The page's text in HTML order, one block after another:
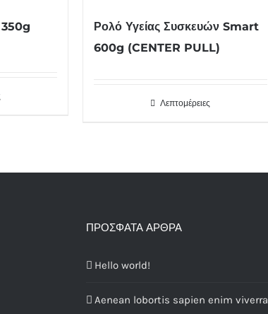
350g
Ρολό Υγείας Συσκευών Smart
600g (CENTER PULL)
Λεπτομέρειες
ΠΡΌΣΦΑΤΑ ΆΡΘΡΑ
Hello world!
Aenean lobortis sapien enim viverra